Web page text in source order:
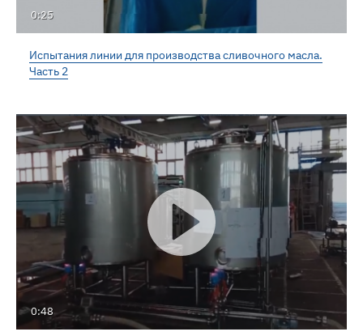
0:25
Испытания линии для производства сливочного масла.
Часть 2
0:48